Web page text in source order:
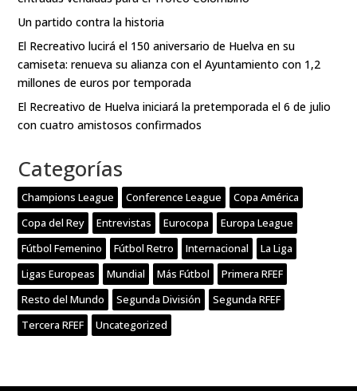
Un partido contra la historia
El Recreativo lucirá el 150 aniversario de Huelva en su
camiseta: renueva su alianza con el Ayuntamiento con 1,2
millones de euros por temporada
El Recreativo de Huelva iniciará la pretemporada el 6 de julio
con cuatro amistosos confirmados
Categorías
Champions League Conference League
Copa América
Copa del Rey
Entrevistas Eurocopa
Europa League
Fútbol Femenino
Fútbol Retro Internacional
La Liga
Ligas Europeas
Mundial Más Fútbol
Primera RFEF
Resto del Mundo
Segunda División
Segunda RFEF
Tercera RFEF
Uncategorized